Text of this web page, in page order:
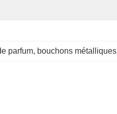
parfum, bouchons métalliques